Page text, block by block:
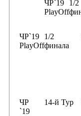
ЧР`19
PlayOff
1/2
ЧР`19
PlayOff
1/2
финала
ЧР
`19
14-й Тур